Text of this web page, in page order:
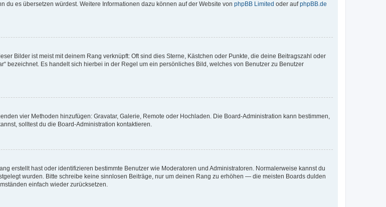
es übersetzen würdest. Weitere Informationen dazu können auf der Website von phpBB Limited oder aufphpBB.de
Bilder ist meist mit deinem Rang verknüpft: Oft sind dies Sterne, Kästchen oder Punkte, die deine Beitragszahl oder
bezeichnet. Es handelt sich hierbei in der Regel um ein persönliches Bild, welches von Benutzer zu Benutzer
vier Methoden hinzufügen: Gravatar, Galerie, Remote oder Hochladen. Die Board-Administration kann bestimmen,
solltest du die Board-Administration kontaktieren.
erstellt hast oder identifizieren bestimmte Benutzer wie Moderatoren und Administratoren. Normalerweise kannst du
wurden. Bitte schreibe keine sinnlosen Beiträge, nur um deinen Rang zu erhöhen — die meisten Boards dulden
einfach wieder zurücksetzen.